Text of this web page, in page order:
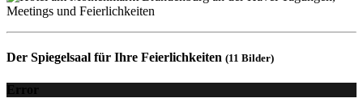
Der Spiegelsaal für Ihre Feierlichkeiten (11 Bilder)
Error